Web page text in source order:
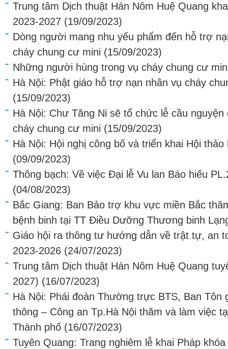
Trung tâm Dịch thuật Hán Nôm Huệ Quang
2023-2027 (19/09/2023)
Dòng người mang nhu yếu phẩm đến hỗ trợ
cháy chung cư mini (15/09/2023)
Những người hùng trong vụ cháy chung cư
Hà Nội: Phật giáo hỗ trợ nạn nhân vụ cháy
(15/09/2023)
Hà Nội: Chư Tăng Ni sẽ tổ chức lễ cầu
cháy chung cư mini (15/09/2023)
Hà Nội: Hội nghị công bố và triển khai Hội
(09/09/2023)
Thông bạch: Về việc Đại lễ Vu lan Báo hiếu
(04/08/2023)
Bắc Giang: Ban Bảo trợ khu vực miền Bắc
bệnh binh tại TT Điều Dưỡng Thương binh
Giáo hội ra thông tư hướng dẫn về trật tự, an
2023-2026 (24/07/2023)
Trung tâm Dịch thuật Hán Nôm Huệ Quang
2027) (16/07/2023)
Hà Nội: Phái đoàn Thường trực BTS, Ban Tôn
thông – Công an Tp.Hà Nội thăm và làm việc
Thành phố (16/07/2023)
Tuyên Quang: Trang nghiêm lễ khai Pháp